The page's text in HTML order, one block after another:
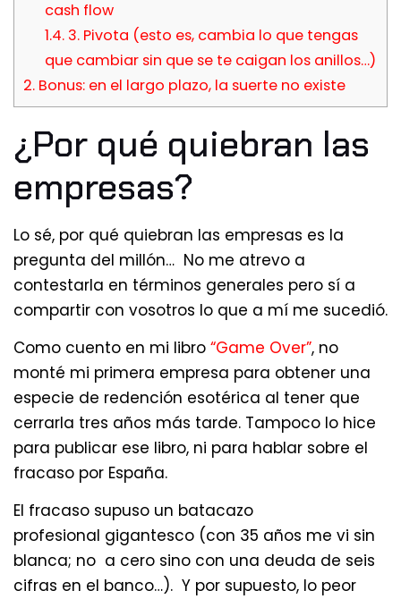
cash flow
1.4. 3. Pivota (esto es, cambia lo que tengas
que cambiar sin que se te caigan los anillos…)
2. Bonus: en el largo plazo, la suerte no existe
¿Por qué quiebran las
empresas?
Lo sé, por qué quiebran las empresas es la
pregunta del millón… No me atrevo a
contestarla en términos generales pero sí a
compartir con vosotros lo que a mí me sucedió.
Como cuento en mi libro “Game Over”, no
monté mi primera empresa para obtener una
especie de redención esotérica al tener que
cerrarla tres años más tarde. Tampoco lo hice
para publicar ese libro, ni para hablar sobre el
fracaso por España.
El fracaso supuso un batacazo
profesional gigantesco (con 35 años me vi sin
blanca; no a cero sino con una deuda de seis
cifras en el banco…). Y por supuesto, lo peor